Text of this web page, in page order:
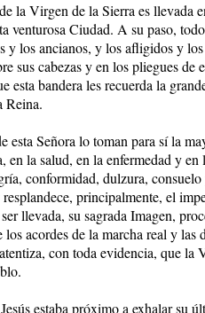
la Virgen de la Sierra es llevada
venturosa Ciudad. A su paso,
y los ancianos, y los afligidos y
sus cabezas y en los pliegues de
esta bandera les recuerda la
Reina.
esta Señora lo toman para sí la
en la salud, en la enfermedad y
conformidad, dulzura,
principalmente, el
llevada, su sagrada Imagen,
los acordes de la marcha real y las
con toda evidencia, que la
estaba próximo a exhalar su